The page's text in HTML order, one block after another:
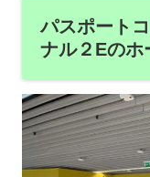
パスポート
ナル２Eのホ